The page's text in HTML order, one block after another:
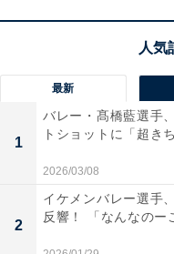
最新
1
バレー・髙橋藍選手
トショットに「超き
2026/03/08
2
イケメンバレー選手
反響！ 「なんなのー